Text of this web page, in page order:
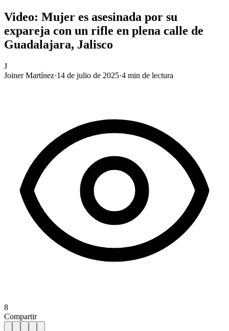
Video: Mujer es asesinada por su
expareja con un rifle en plena calle de
Guadalajara, Jalisco
J
Joiner Martínez·14 de julio de 2025·4 min de lectura
8
Compartir